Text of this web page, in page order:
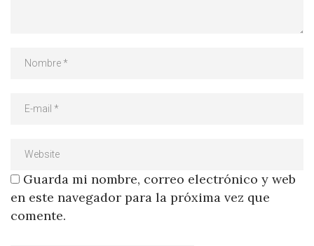
Guarda mi nombre, correo electrónico y web
en este navegador para la próxima vez que
comente.